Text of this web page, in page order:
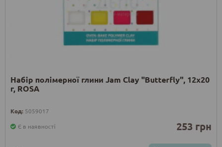
Набір полімерної глини Jam Clay "Butterfly", 12х20
г, ROSA
Код: 5059017
Є в наявності
253 грн